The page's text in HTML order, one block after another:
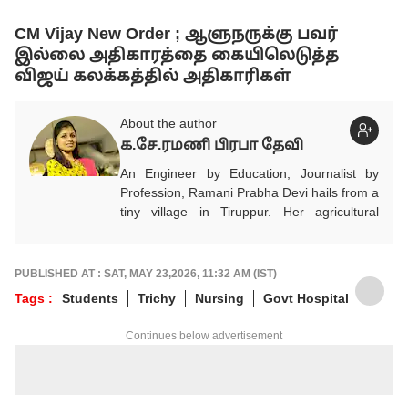
CM Vijay New Order ; ஆளுநருக்கு பவர்
இல்லை அதிகாரத்தை கையிலெடுத்த
விஜய் கலக்கத்தில் அதிகாரிகள்
About the author
க.சே.ரமணி பிரபா தேவி
An Engineer by Education, Journalist by
Profession, Ramani Prabha Devi hails from a
tiny village in Tiruppur. Her agricultural
industry and joined Journalism with utmost
enthusiasm. She has been working in Tamil
media for the past 11 years. Her areas of
PUBLISHED AT : SAT, MAY 23,2026, 11:32 AM (IST)
Tags : Students Trichy Nursing Govt Hospital
Continues below advertisement